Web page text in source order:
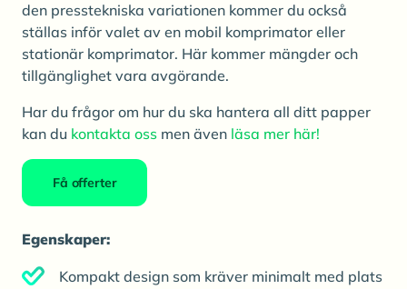
den presstekniska variationen kommer du också
ställas inför valet av en mobil komprimator eller
stationär komprimator. Här kommer mängder och
tillgänglighet vara avgörande.
Har du frågor om hur du ska hantera all ditt papper
kan du kontakta oss men även läsa mer här!
Få offerter
Egenskaper:
Kompakt design som kräver minimalt med plats